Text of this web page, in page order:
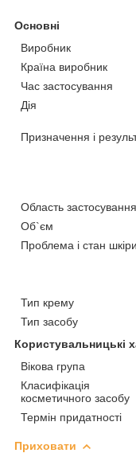
Основні
Виробник
Країна виробник
Час застосування
Дія
Призначення і
Область застосування
Об`єм
Проблема і стан шкіри
Тип крему
Тип засобу
Користувальницькі
Вікова група
Класифікація
косметичного засобу
Термін придатності
Приховати